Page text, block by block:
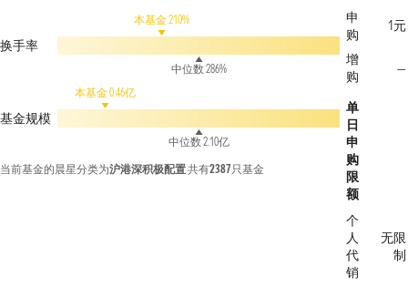
换手率
本基金 210%
中位数 286%
基金规模
本基金 0.46亿
中位数 2.10亿
当前基金的晨星分类为沪港深积极配置共有2387只基金
申
购
1元
增
购
—
单
日
申
购
限
额
个
人
代
销
无限
制